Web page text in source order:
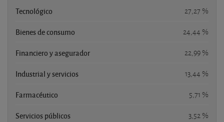
Tecnológico 27,27 %
Bienes de consumo 24,44 %
Financiero y asegurador 22,99 %
Industrial y servicios 13,44 %
Farmacéutico 5,71 %
Servicios públicos 3,52 %